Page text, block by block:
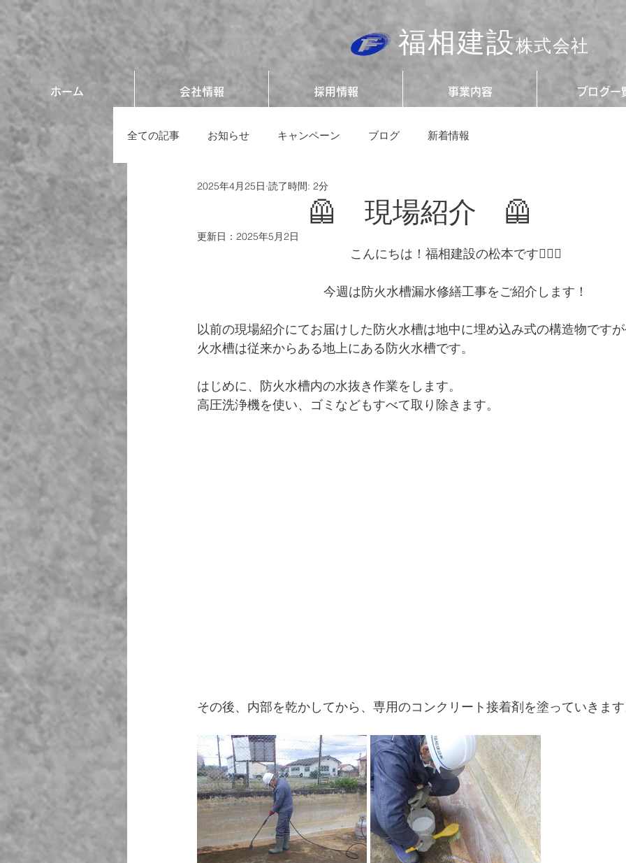
福相建設株式会社
ホーム 会社情報 採用情報 事業内容 ブログ一
全ての記事 お知らせ キャンペーン ブログ 新着情報
🦺 現場紹介 🦺
2025年4月25日 読了時間: 2分
更新日： 2025年5月2日
こんにちは！福相建設の松本です💁🏻‍♀️
今週は防火水槽漏水修繕工事をご紹介します！
以前の現場紹介にてお届けした防火水槽は地中に埋め込み式の構造物です
火水槽は従来からある地上にある防火水槽です。
はじめに、防火水槽内の水抜き作業をします。
高圧洗浄機を使い、ゴミなどもすべて取り除きます。
その後、内部を乾かしてから、専用のコンクリート接着剤を塗っていきま